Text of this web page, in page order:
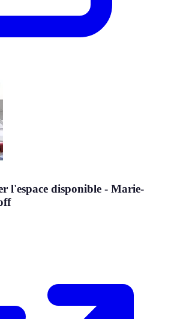
l'espace disponible - Marie-